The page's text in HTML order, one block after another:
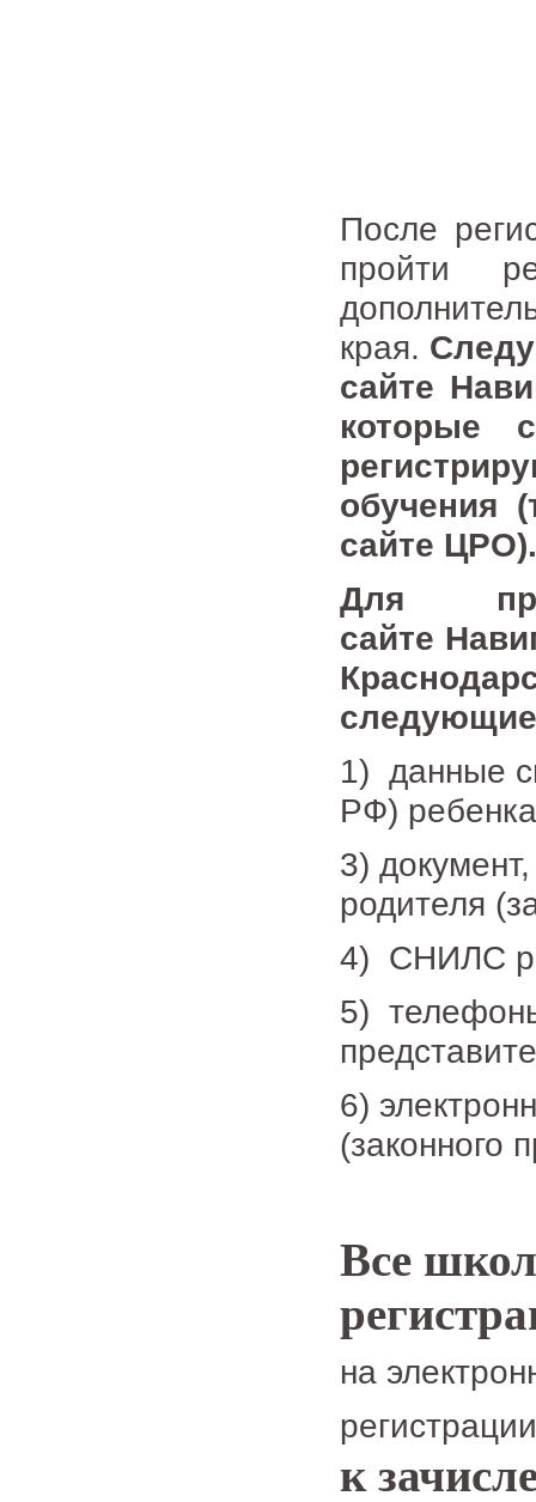
После
пройти
края.
сайте
которые
обучения
сайте ЦРО).
Для
сайте
1) данные
РФ)
3)
родителя
4) СНИЛС
5)
6)
(законного
Все
на
к